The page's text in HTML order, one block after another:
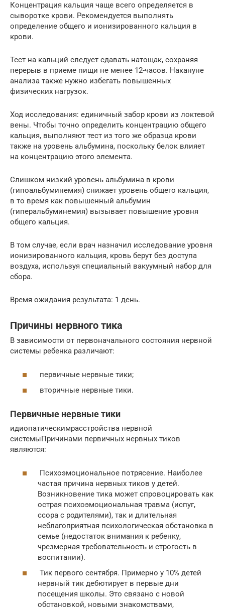
Концентрация кальция чаще всего определяется в
сыворотке крови. Рекомендуется выполнять
определение общего и ионизированного кальция в
крови.
Тест на кальций следует сдавать натощак, сохраняя
перерыв в приеме пищи не менее 12-часов. Накануне
анализа также нужно избегать повышенных
физических нагрузок.
Ход исследования: единичный забор крови из локтевой
вены. Чтобы точно определить концентрацию общего
кальция, выполняют тест из того же образца крови
также на уровень альбумина, поскольку белок влияет
на концентрацию этого элемента.
Слишком низкий уровень альбумина в крови
(гипоальбуминемия) снижает уровень общего кальция,
в то время как повышенный альбумин
(гиперальбуминемия) вызывает повышение уровня
общего кальция.
В том случае, если врач назначил исследование уровня
ионизированного кальция, кровь берут без доступа
воздуха, используя специальный вакуумный набор для
сбора.
Время ожидания результата: 1 день.
Причины нервного тика
В зависимости от первоначального состояния нервной
системы ребенка различают:
первичные нервные тики;
вторичные нервные тики.
Первичные нервные тики
идиопатическимрасстройства нервной
системыПричинами первичных нервных тиков
являются:
Психоэмоциональное потрясение. Наиболее
частая причина нервных тиков у детей.
Возникновение тика может спровоцировать как
острая психоэмоциональная травма (испуг,
ссора с родителями), так и длительная
неблагоприятная психологическая обстановка в
семье (недостаток внимания к ребенку,
чрезмерная требовательность и строгость в
воспитании).
Тик первого сентября. Примерно у 10% детей
нервный тик дебютирует в первые дни
посещения школы. Это связано с новой
обстановкой, новыми знакомствами,